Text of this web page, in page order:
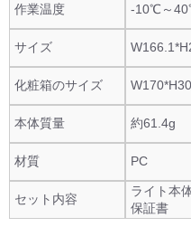
作業温度 -10℃～
サイズ
化粧箱のサイズ
本体質量 約61.4g
材質 PC
セット内容
ライト本
保証書